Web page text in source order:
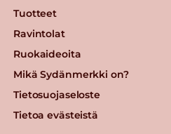
Tuotteet
Ravintolat
Ruokaideoita
Mikä Sydänmerkki on?
Tietosuojaseloste
Tietoa evästeistä